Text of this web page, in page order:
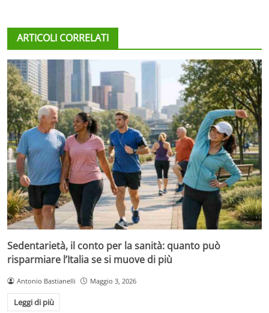
ARTICOLI CORRELATI
Sedentarietà, il conto per la sanità: quanto può
risparmiare l’Italia se si muove di più
Antonio Bastianelli Maggio 3, 2026
Leggi di più